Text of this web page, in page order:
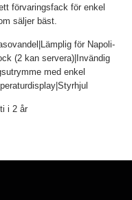
förvaringsfack för enkel
säljer bäst.
för Napoli-
(2 kan servera)|Invändig
med enkel
i 2 år